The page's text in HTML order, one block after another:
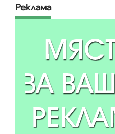
Реклама